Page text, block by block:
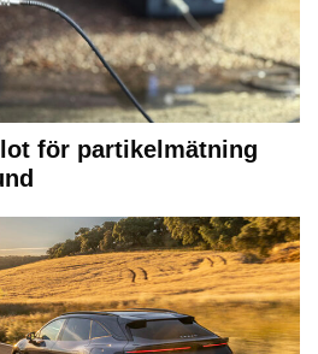
för partikelmätning